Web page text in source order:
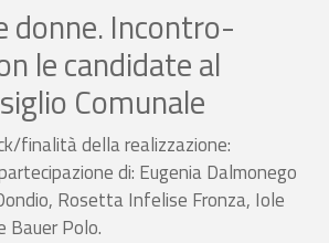
donne. Incontro-
le candidate al
Comunale
finalità della realizzazione:
di: Eugenia Dalmonego
Rosetta Infelise Fronza, Iole
Bauer Polo.